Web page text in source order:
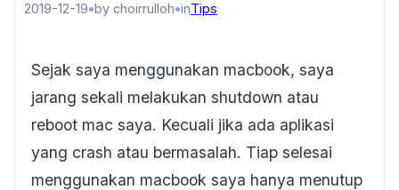
2019-12-19 by choirrulloh inTips
Sejak saya menggunakan macbook, saya
jarang sekali melakukan shutdown atau
reboot mac saya. Kecuali jika ada aplikasi
yang crash atau bermasalah. Tiap selesai
menggunakan macbook saya hanya menutup